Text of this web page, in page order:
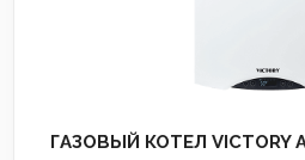
ГАЗОВЫЙ КОТЕЛ VICTORY